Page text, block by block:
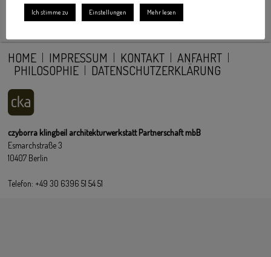
HOME IMPRESSUM KONTAKT
ANFAHRT
PHILOSOPHIE
DATENSCHUTZERKLÄRUNG
czyborra klingbeil architekturwerkstatt Partnerschaft mbB
Esmarchstraße 3
10407 Berlin
Telefon: +49 30 6396 51 54 51
Ich stimme zu Einstellungen Mehr lesen